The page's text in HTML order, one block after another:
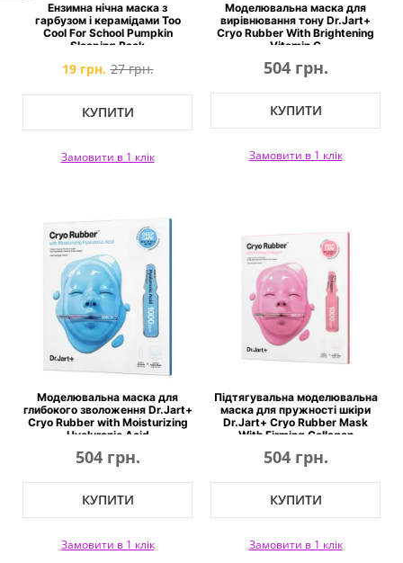
Ензимна нічна маска з
гарбузом і керамідами Too
Cool For School Pumpkin
Sleeping Pack
19 грн. 27 грн.
КУПИТИ
Замовити в 1 клік
Моделювальна маска для
вирівнювання тону Dr.Jart+
Cryo Rubber With Brightening
Vitamin C
504 грн.
КУПИТИ
Замовити в 1 клік
Моделювальна маска для
глибокого зволоження Dr.Jart+
Cryo Rubber with Moisturizing
Hyaluronic Acid
504 грн.
КУПИТИ
Замовити в 1 клік
Підтягувальна моделювальна
маска для пружності шкіри
Dr.Jart+ Cryo Rubber Mask
With Firming Collagen
504 грн.
КУПИТИ
Замовити в 1 клік